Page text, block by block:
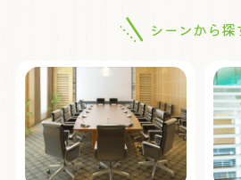
シーンから探